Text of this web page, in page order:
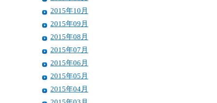
2015年10月
2015年09月
2015年08月
2015年07月
2015年06月
2015年05月
2015年04月